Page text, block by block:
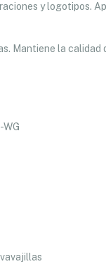
y logotipos.
Mantiene la calidad
WG